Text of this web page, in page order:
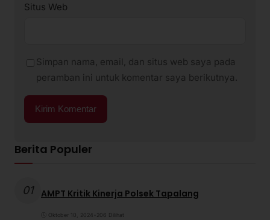
Situs Web
Simpan nama, email, dan situs web saya pada
peramban ini untuk komentar saya berikutnya.
Berita Populer
01 AMPT Kritik Kinerja Polsek Tapalang
Oktober 10, 2024 206 Dilihat